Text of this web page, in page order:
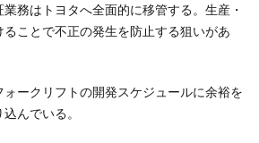
務はトヨタへ全面的に移管する。生産・
ことで不正の発生を防止する狙いがあ
ークリフトの開発スケジュールに余裕を
んでいる。